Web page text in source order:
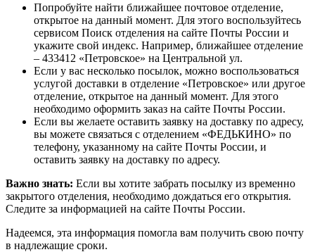
Попробуйте найти ближайшее почтовое отделение,
открытое на данный момент. Для этого воспользуйтесь
сервисом Поиск отделения на сайте Почты России и
укажите свой индекс. Например, ближайшее отделение
– 433412 «Петровское» на Центральной ул.
Если у вас несколько посылок, можно воспользоваться
услугой доставки в отделение «Петровское» или другое
отделение, открытое на данный момент. Для этого
необходимо оформить заказ на сайте Почты России.
Если вы желаете оставить заявку на доставку по адресу,
вы можете связаться с отделением «ФЕДЬКИНО» по
телефону, указанному на сайте Почты России, и
оставить заявку на доставку по адресу.
Важно знать: Если вы хотите забрать посылку из временно
закрытого отделения, необходимо дождаться его открытия.
Следите за информацией на сайте Почты России.
Надеемся, эта информация помогла вам получить свою почту
в надлежащие сроки.